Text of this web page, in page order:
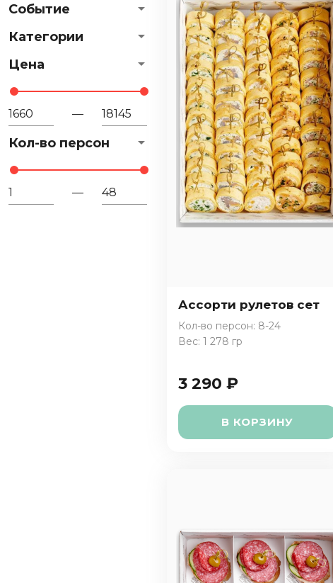
Событие
Категории
Цена
—
Кол-во персон
—
Ассорти рулетов сет
Кол-во персон: 8-24
Вес: 1 278 гр
3 290 ₽
В КОРЗИНУ